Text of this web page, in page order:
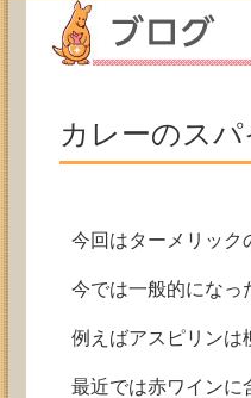
カレーのス
今回はターメリック
今では一般的になっ
例えばアスピリンは
最近では赤ワインに